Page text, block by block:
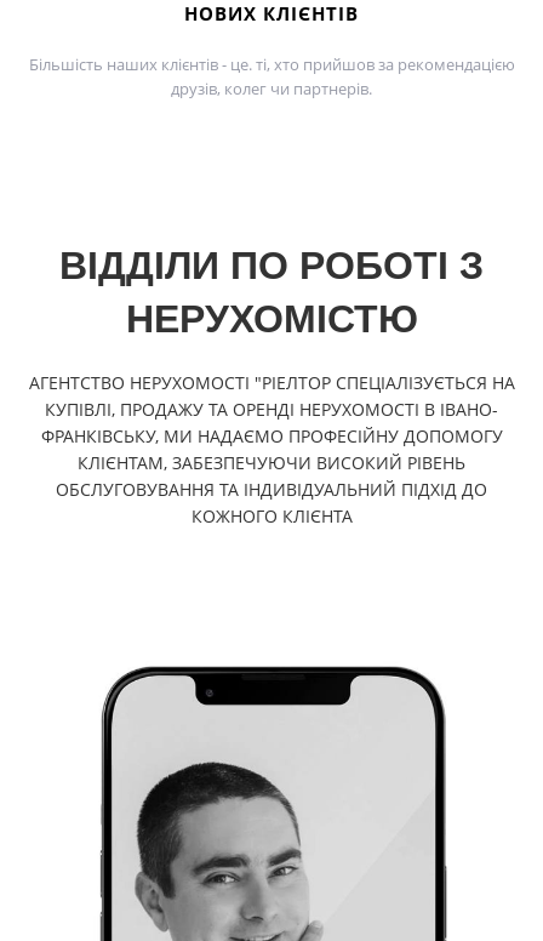
НОВИХ КЛІЄНТІВ
Більшість наших клієнтів - це. ті, хто прийшов за рекомендацією
друзів, колег чи партнерів.
ВІДДІЛИ ПО РОБОТІ З
НЕРУХОМІСТЮ
АГЕНТСТВО НЕРУХОМОСТІ "РІЕЛТОР СПЕЦІАЛІЗУЄТЬСЯ НА
КУПІВЛІ, ПРОДАЖУ ТА ОРЕНДІ НЕРУХОМОСТІ В ІВАНО-
ФРАНКІВСЬКУ, МИ НАДАЄМО ПРОФЕСІЙНУ ДОПОМОГУ
КЛІЄНТАМ, ЗАБЕЗПЕЧУЮЧИ ВИСОКИЙ РІВЕНЬ
ОБСЛУГОВУВАННЯ ТА ІНДИВІДУАЛЬНИЙ ПІДХІД ДО
КОЖНОГО КЛІЄНТА